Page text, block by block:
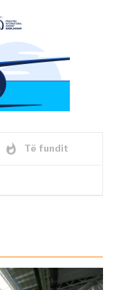
whatshot Të fundit